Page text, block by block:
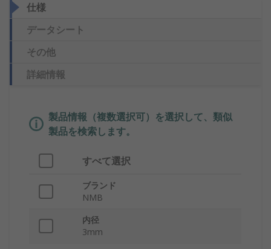
仕様
データシート
その他
詳細情報
製品情報（複数選択可）を選択して、類似
製品を検索します。
すべて選択
ブランド
NMB
内径
3mm